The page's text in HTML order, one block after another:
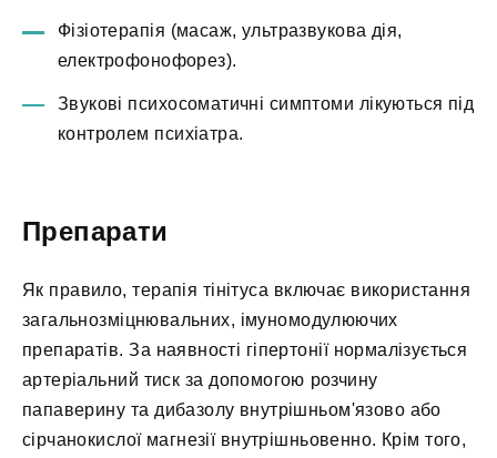
Фізіотерапія (масаж, ультразвукова дія,
електрофонофорез).
Звукові психосоматичні симптоми лікуються під
контролем психіатра.
Препарати
Як правило, терапія тінітуса включає використання
загальнозміцнювальних, імуномодулюючих
препаратів. За наявності гіпертонії нормалізується
артеріальний тиск за допомогою розчину
папаверину та дибазолу внутрішньом'язово або
сірчанокислої магнезії внутрішньовенно. Крім того,